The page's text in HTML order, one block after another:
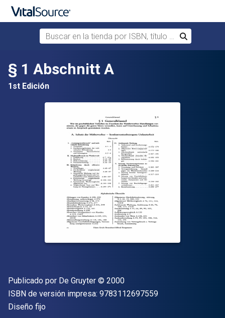
Saltar al contenido principal
Buscar en la tienda por ISBN, título o autor
Buscar
§ 1 Abschnitt A
1st Edición
Editorial
Publicado por De Gruyter Copyright
© 2000
ISBN de versión impresa: 9783112697559"ISBN-13
Formato
Diseño fijo